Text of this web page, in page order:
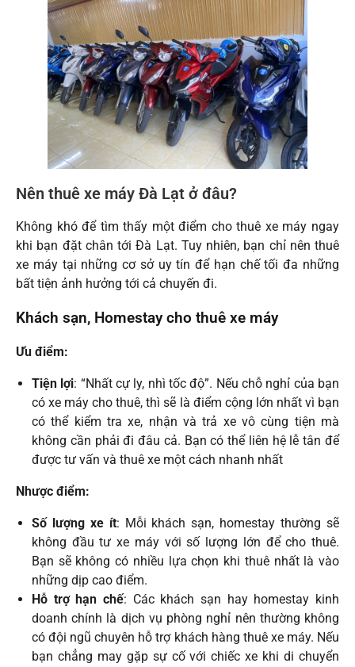
Nên thuê xe máy Đà Lạt ở đâu?
Không khó để tìm thấy một điểm cho thuê xe máy ngay
khi bạn đặt chân tới Đà Lạt. Tuy nhiên, bạn chỉ nên thuê
xe máy tại những cơ sở uy tín để hạn chế tối đa những
bất tiện ảnh hưởng tới cả chuyến đi.
Khách sạn, Homestay cho thuê xe máy
Ưu điểm:
Tiện lợi: “Nhất cự ly, nhì tốc độ”. Nếu chỗ nghỉ của bạn
có xe máy cho thuê, thì sẽ là điểm cộng lớn nhất vì bạn
có thể kiểm tra xe, nhận và trả xe vô cùng tiện mà
không cần phải đi đâu cả. Bạn có thể liên hệ lễ tân để
được tư vấn và thuê xe một cách nhanh nhất
Nhược điểm:
Số lượng xe ít: Mỗi khách sạn, homestay thường sẽ
không đầu tư xe máy với số lượng lớn để cho thuê.
Bạn sẽ không có nhiều lựa chọn khi thuê nhất là vào
những dịp cao điểm.
Hỗ trợ hạn chế: Các khách sạn hay homestay kinh
doanh chính là dịch vụ phòng nghỉ nên thường không
có đội ngũ chuyên hỗ trợ khách hàng thuê xe máy. Nếu
bạn chẳng may gặp sự cố với chiếc xe khi di chuyển